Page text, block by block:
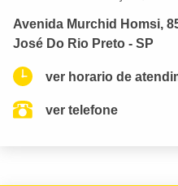
Avenida Murchid Homsi,
José Do Rio Preto - SP
ver horario de
ver telefone